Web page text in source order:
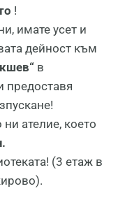
!
имате усет и
дейност към
в
предоставя
ателие, което
(3 етаж в